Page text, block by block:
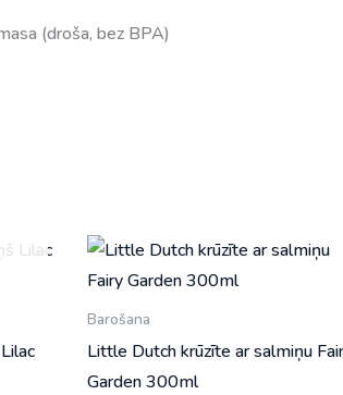
(droša, bez BPA)
Barošana
Little Dutch krūzīte ar salmiņu
Garden 300ml